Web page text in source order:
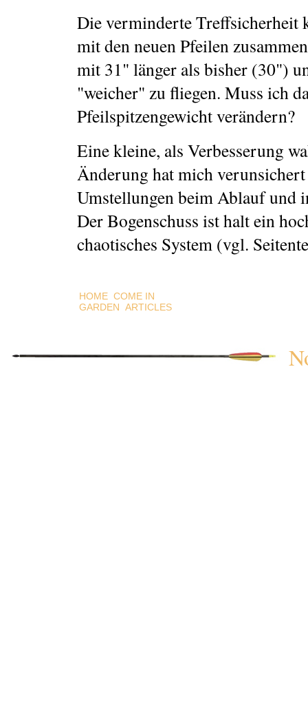
Die verminderte Treffsicherheit
mit den neuen Pfeilen
mit 31" länger als bisher (30")
"weicher" zu fliegen. Muss ich
Pfeilspitzengewicht verändern?
Eine kleine, als Verbesserung
Änderung hat mich
Umstellungen beim Ablauf und
Der Bogenschuss ist halt ein
chaotisches System (vgl.
HOME COME IN
GARDEN ARTICLES